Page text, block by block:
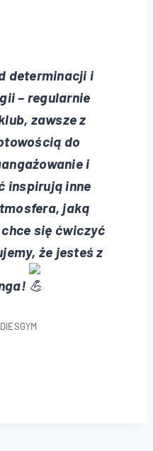
determinacji i
– regularnie
zawsze z
do
i
inspirują inne
jaką
się ćwiczyć
że jesteś z